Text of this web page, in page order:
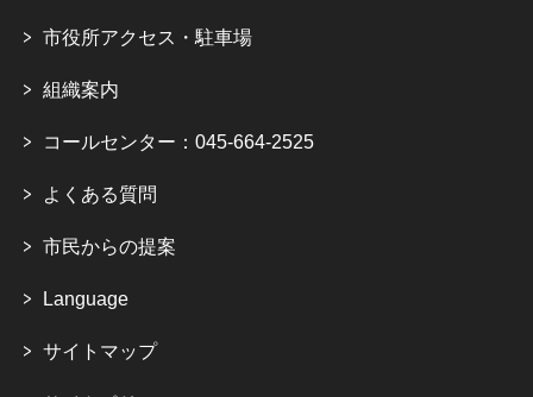
市役所アクセス・駐車場
組織案内
コールセンター：045-664-2525
よくある質問
市民からの提案
Language
サイトマップ